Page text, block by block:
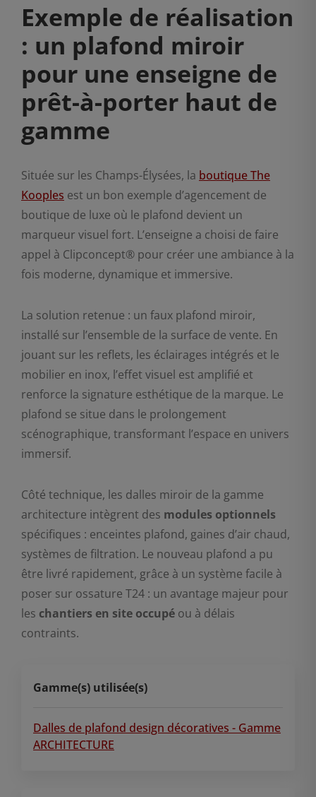
Exemple de réalisation
: un plafond miroir
pour une enseigne de
prêt-à-porter haut de
gamme
Située sur les Champs-Élysées, la boutique The
Kooples est un bon exemple d’agencement de
boutique de luxe où le plafond devient un
marqueur visuel fort. L’enseigne a choisi de faire
appel à Clipconcept® pour créer une ambiance à la
fois moderne, dynamique et immersive.
La solution retenue : un faux plafond miroir,
installé sur l’ensemble de la surface de vente. En
jouant sur les reflets, les éclairages intégrés et le
mobilier en inox, l’effet visuel est amplifié et
renforce la signature esthétique de la marque. Le
plafond se situe dans le prolongement
scénographique, transformant l’espace en univers
immersif.
Côté technique, les dalles miroir de la gamme
architecture intègrent des modules optionnels
spécifiques : enceintes plafond, gaines d’air chaud,
systèmes de filtration. Le nouveau plafond a pu
être livré rapidement, grâce à un système facile à
poser sur ossature T24 : un avantage majeur pour
les chantiers en site occupé ou à délais
contraints.
Gamme(s) utilisée(s)
Dalles de plafond design décoratives - Gamme
ARCHITECTURE